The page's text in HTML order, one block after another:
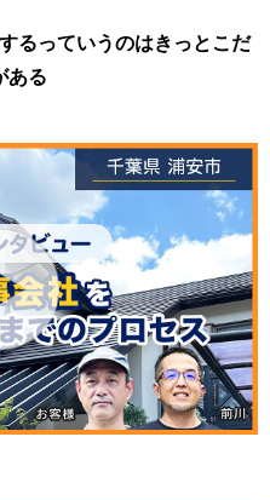
るっていうのはきっとこだ
ある